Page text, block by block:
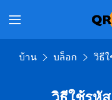
บ้าน บล็อก วิธี